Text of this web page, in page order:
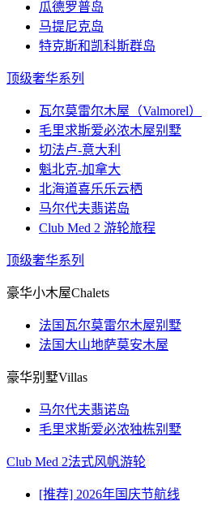
瓜德罗普岛
马提尼克岛
特克斯和凯科斯群岛
顶级奢华系列
瓦尔莫雷尔木屋（Valmorel）
毛里求斯爱必浓木屋别墅
切法卢-意大利
魁北克-加拿大
北海道喜乐乐云栖
马尔代夫翡诺岛
Club Med 2 游轮旅程
顶级奢华系列
豪华小木屋Chalets
法国瓦尔莫雷尔木屋别墅
法国大山地萨莫安木屋
豪华别墅Villas
马尔代夫翡诺岛
毛里求斯爱必浓独栋别墅
Club Med 2法式风帆游轮
[推荐] 2026年国庆节航线